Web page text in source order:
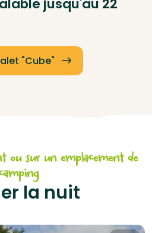
jusqu'au 22
"Cube"
ou sur un emplacement de
la nuit